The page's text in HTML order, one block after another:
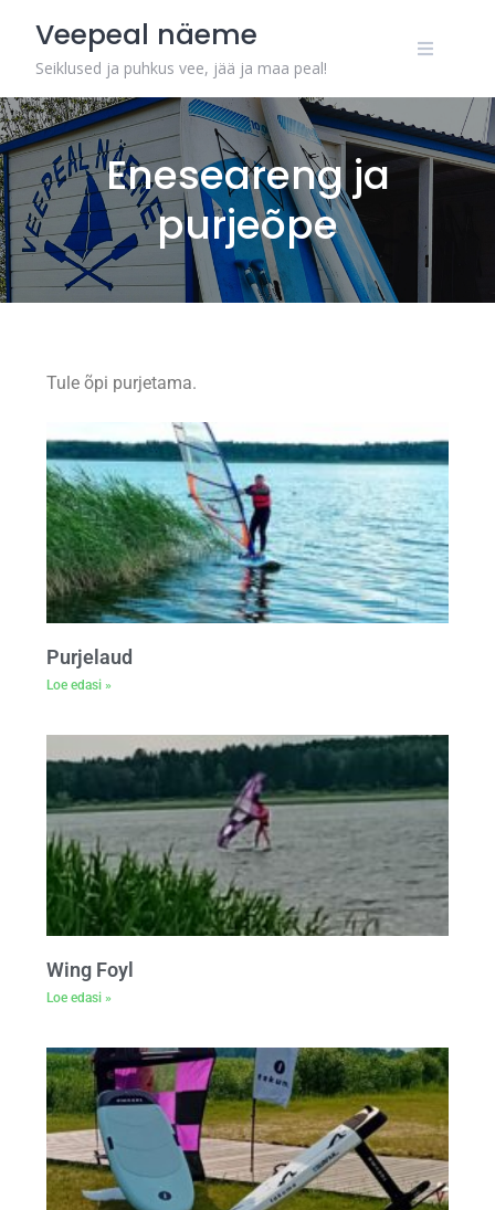
Veepeal näeme
Seiklused ja puhkus vee, jää ja maa peal!
Eneseareng ja
purjeõpe
Tule õpi purjetama.
Purjelaud
Loe edasi »
Wing Foyl
Loe edasi »